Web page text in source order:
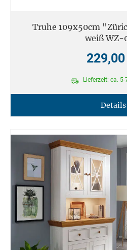
Truhe 109x50cm
weiß WZ-
Lieferzeit: ca.
Details